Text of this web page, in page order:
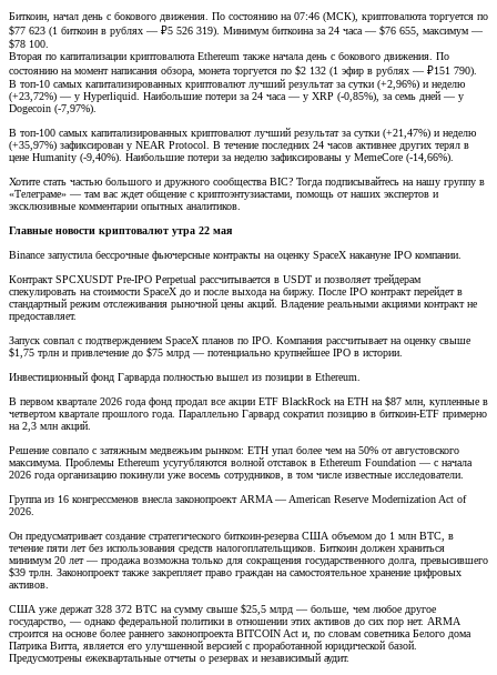
Биткоин, начал день с бокового движения. По состоянию на 07:46 (МСК), криптовалюта торгуется по
$77 623 (1 биткоин в рублях — ₽5 526 319). Минимум биткоина за 24 часа — $76 655, максимум —
$78 100.
Вторая по капитализации криптовалюта Ethereum также начала день с бокового движения. По
состоянию на момент написания обзора, монета торгуется по $2 132 (1 эфир в рублях — ₽151 790).
В топ-10 самых капитализированных криптовалют лучший результат за сутки (+2,96%) и неделю
(+23,72%) — у Hyperliquid. Наибольшие потери за 24 часа — у XRP (-0,85%), за семь дней — у
Dogecoin (-7,97%).
В топ-100 самых капитализированных криптовалют лучший результат за сутки (+21,47%) и неделю
(+35,97%) зафиксирован у NEAR Protocol. В течение последних 24 часов активнее других терял в
цене Humanity (-9,40%). Наибольшие потери за неделю зафиксированы у MemeCore (-14,66%).
Хотите стать частью большого и дружного сообщества BIC? Тогда подписывайтесь на нашу группу в
«Телеграме» — там вас ждет общение с криптоэнтузиастами, помощь от наших экспертов и
эксклюзивные комментарии опытных аналитиков.
Главные новости криптовалют утра 22 мая
Binance запустила бессрочные фьючерсные контракты на оценку SpaceX накануне IPO компании.
Контракт SPCXUSDT Pre-IPO Perpetual рассчитывается в USDT и позволяет трейдерам
спекулировать на стоимости SpaceX до и после выхода на биржу. После IPO контракт перейдет в
стандартный режим отслеживания рыночной цены акций. Владение реальными акциями контракт не
предоставляет.
Запуск совпал с подтверждением SpaceX планов по IPO. Компания рассчитывает на оценку свыше
$1,75 трлн и привлечение до $75 млрд — потенциально крупнейшее IPO в истории.
Инвестиционный фонд Гарварда полностью вышел из позиции в Ethereum.
В первом квартале 2026 года фонд продал все акции ETF BlackRock на ETH на $87 млн, купленные в
четвертом квартале прошлого года. Параллельно Гарвард сократил позицию в биткоин-ETF примерно
на 2,3 млн акций.
Решение совпало с затяжным медвежьим рынком: ETH упал более чем на 50% от августовского
максимума. Проблемы Ethereum усугубляются волной отставок в Ethereum Foundation — с начала
2026 года организацию покинули уже восемь сотрудников, в том числе известные исследователи.
Группа из 16 конгрессменов внесла законопроект ARMA — American Reserve Modernization Act of
2026.
Он предусматривает создание стратегического биткоин-резерва США объемом до 1 млн BTC, в
течение пяти лет без использования средств налогоплательщиков. Биткоин должен храниться
минимум 20 лет — продажа возможна только для сокращения государственного долга, превысившего
$39 трлн. Законопроект также закрепляет право граждан на самостоятельное хранение цифровых
активов.
США уже держат 328 372 BTC на сумму свыше $25,5 млрд — больше, чем любое другое
государство, — однако федеральной политики в отношении этих активов до сих пор нет. ARMA
строится на основе более раннего законопроекта BITCOIN Act и, по словам советника Белого дома
Патрика Витта, является его улучшенной версией с проработанной юридической базой.
Предусмотрены ежеквартальные отчеты о резервах и независимый аудит.